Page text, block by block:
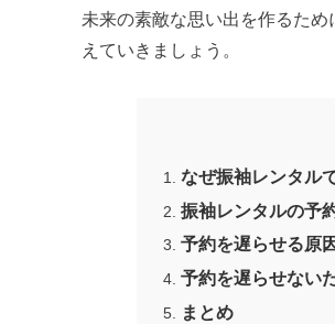
未来の素敵な思い出を作るた
えていきましょう。
なぜ振袖レンタル
振袖レンタルの予
予約を遅らせる原
予約を遅らせない
まとめ